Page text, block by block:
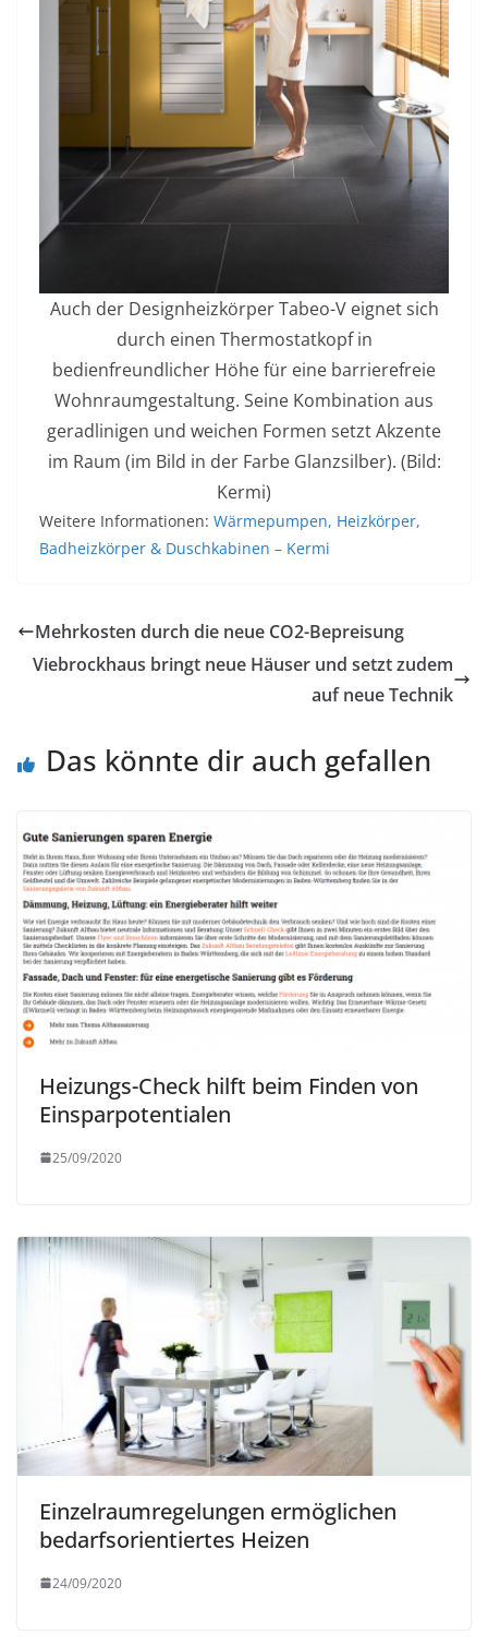
Auch der Designheizkörper Tabeo-V eignet sich
durch einen Thermostatkopf in
bedienfreundlicher Höhe für eine barrierefreie
Wohnraumgestaltung. Seine Kombination aus
geradlinigen und weichen Formen setzt Akzente
im Raum (im Bild in der Farbe Glanzsilber). (Bild:
Kermi)
Weitere Informationen: Wärmepumpen, Heizkörper,
Badheizkörper & Duschkabinen – Kermi
Mehrkosten durch die neue CO2-Bepreisung
Viebrockhaus bringt neue Häuser und setzt zudem
auf neue Technik
Das könnte dir auch gefallen
Heizungs-Check hilft beim Finden von
Einsparpotentialen
25/09/2020
Einzelraumregelungen ermöglichen
bedarfsorientiertes Heizen
24/09/2020